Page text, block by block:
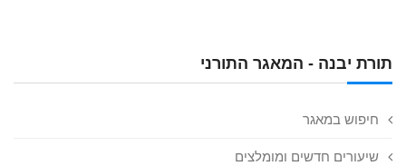
תורת יבנה - המאגר התורני
חיפוש במאגר
שיעורים חדשים ומומלצים